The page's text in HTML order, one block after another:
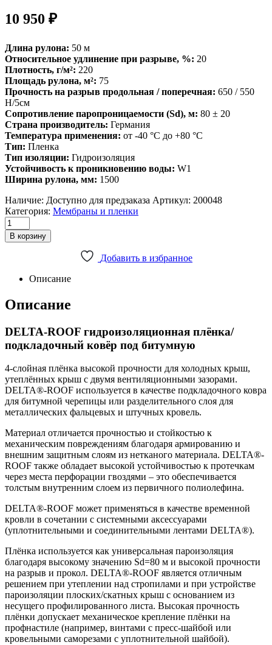
10 950 ₽
Длина рулона: 50 м
Относительное удлинение при разрыве, %: 20
Плотность, г/м²: 220
Площадь рулона, м²: 75
Прочность на разрыв продольная / поперечная: 650 / 550
Н/5см
Сопротивление паропроницаемости (Sd), м: 80 ± 20
Страна производитель: Германия
Температура применения: от -40 °C до +80 °C
Тип: Пленка
Тип изоляции: Гидроизоляция
Устойчивость к проникновению воды: W1
Ширина рулона, мм: 1500
Наличие: Доступно для предзаказа Артикул: 200048
Категория: Мембраны и пленки
Пленка
гидроизоляционная
Delta-
ковер
битумную
плитку
quantity
В корзину
Добавить в избранное
Описание
Описание
DELTA-ROOF гидроизоляционная плёнка/
подкладочный ковёр под битумную
4-слойная плёнка высокой прочности для холодных крыш,
утеплённых крыш с двумя вентиляционными зазорами.
DELTA®-ROOF используется в качестве подкладочного ковра
для битумной черепицы или разделительного слоя для
металлических фальцевых и штучных кровель.
Материал отличается прочностью и стойкостью к
механическим повреждениям благодаря армированию и
внешним защитным слоям из нетканого материала. DELTA®-
ROOF также обладает высокой устойчивостью к протечкам
через места перфорации гвоздями – это обеспечивается
толстым внутренним слоем из первичного полиолефина.
DELTA®-ROOF может применяться в качестве временной
кровли в сочетании с системными аксессуарами
(уплотнительными и соединительными лентами DELTA®).
Плёнка используется как универсальная пароизоляция
благодаря высокому значению Sd=80 м и высокой прочности
на разрыв и прокол. DELTA®-ROOF является отличным
решением при утеплении над стропилами и при устройстве
пароизоляции плоских/скатных крыш с основанием из
несущего профилированного листа. Высокая прочность
плёнки допускает механическое крепление плёнки на
профнастиле (например, винтами с пресс-шайбой или
кровельными саморезами с уплотнительной шайбой).